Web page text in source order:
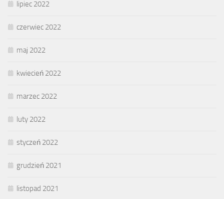
lipiec 2022
czerwiec 2022
maj 2022
kwiecień 2022
marzec 2022
luty 2022
styczeń 2022
grudzień 2021
listopad 2021